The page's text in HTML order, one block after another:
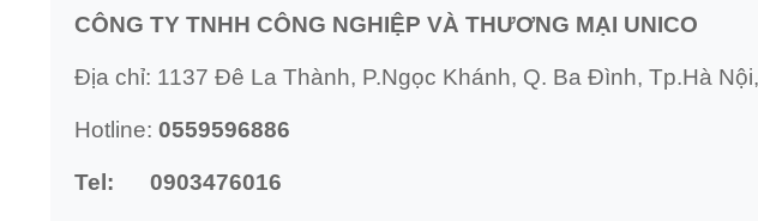
CÔNG TY TNHH CÔNG NGHIỆP VÀ THƯƠNG MẠI UNICO
Địa chỉ: 1137 Đê La Thành, P.Ngọc Khánh, Q. Ba Đình, Tp.Hà
Hotline: 0559596886
Tel: 0903476016